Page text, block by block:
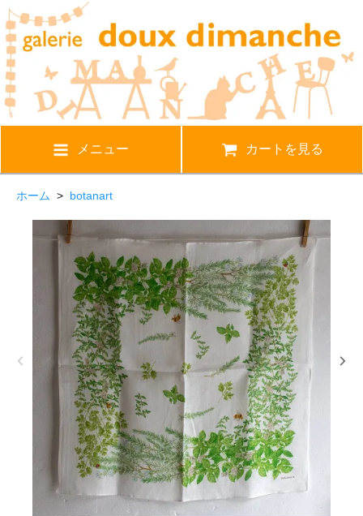
メニュー カートを見る
ホーム > botanart